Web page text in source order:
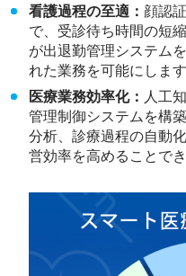
看護過程の至適： 顔認
で、受診待ち時間の短
が出退勤管理システム
れた業務を可能にします
医療業務効率化： 人工
管理制御システムを構
分析、診療過程の自動
営効率を高めることでき